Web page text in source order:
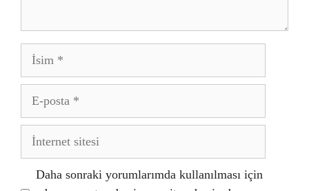
İsim
posta
İnternet
Daha sonraki yorumlarımda kullanılması için